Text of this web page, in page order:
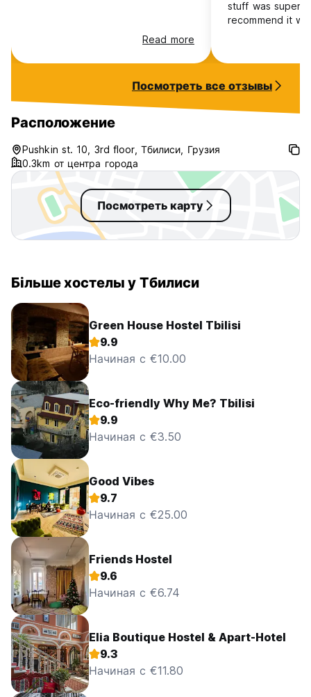
Read more
stuff was super
recommend it
Посмотреть все отзывы
Расположение
Pushkin st. 10, 3rd floor, Тбилиси, Грузия
0.3km от центра города
Посмотреть карту
Більше хостелы у Тбилиси
Green House Hostel Tbilisi
9.9
Начиная с €10.00
Eco-friendly Why Me? Tbilisi
9.9
Начиная с €3.50
Good Vibes
9.7
Начиная с €25.00
Friends Hostel
9.6
Начиная с €6.74
Elia Boutique Hostel & Apart-Hotel
9.3
Начиная с €11.80